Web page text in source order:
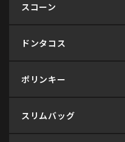
スコーン
ドンタコス
ポリンキー
スリムバッグ